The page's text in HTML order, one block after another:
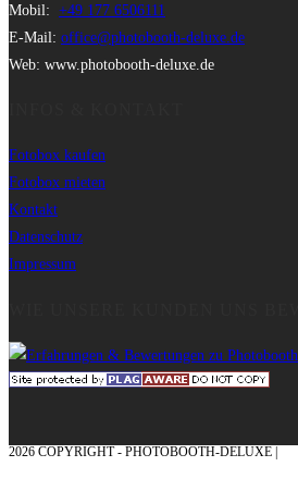
Mobil: +49 177 6506111
E-Mail: office@photobooth-deluxe.de
Web: www.photobooth-deluxe.de
Fotobox kaufen
Fotobox mieten
Kontakt
Datenschutz
Impressum
2026 COPYRIGHT - PHOTOBOOTH-DELUXE |